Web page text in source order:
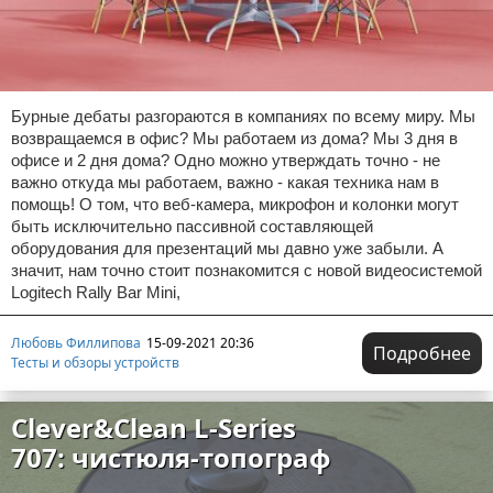
Бурные дебаты разгораются в компаниях по всему миру. Мы
возвращаемся в офис? Мы работаем из дома? Мы 3 дня в
офисе и 2 дня дома? Одно можно утверждать точно - не
важно откуда мы работаем, важно - какая техника нам в
помощь! О том, что веб-камера, микрофон и колонки могут
быть исключительно пассивной составляющей
оборудования для презентаций мы давно уже забыли. А
значит, нам точно стоит познакомится с новой видеосистемой
Logitech Rally Bar Mini,
Любовь Филлипова 15-09-2021 20:36
Тесты и обзоры устройств
Подробнее
Clever&Clean L-Series
707: чистюля-топограф